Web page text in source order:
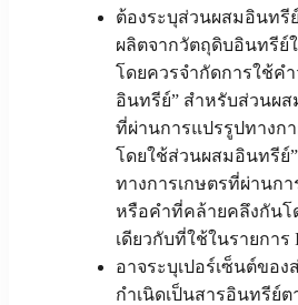
ต้องระบุส่วนผสมอินทรี
ผลิตจากวัตถุดิบอินทรีย์
โดยควรจำกัดการใช้คำ
อินทรีย์” สำหรับส่วนผส
ที่ผ่านการแปรรูปทางก
โดยใช้ส่วนผสมอินทรีย์
ทางการเกษตรที่ผ่านก
หรือคำที่คล้ายคลึงกันโ
เดียวกับที่ใช้ในรายการ
อาจระบุเปอร์เซ็นต์ขอ
กำเนิดเป็นสารอินทรีย์